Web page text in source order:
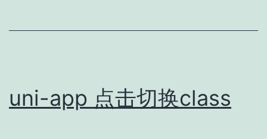
uni-app 点击切换class